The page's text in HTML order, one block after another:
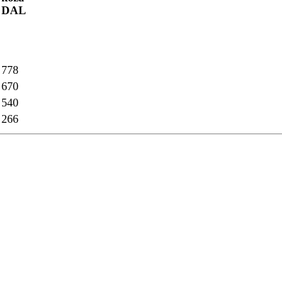
DAL
778
670
540
266